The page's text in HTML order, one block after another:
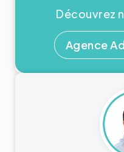
Découvrez
Agence